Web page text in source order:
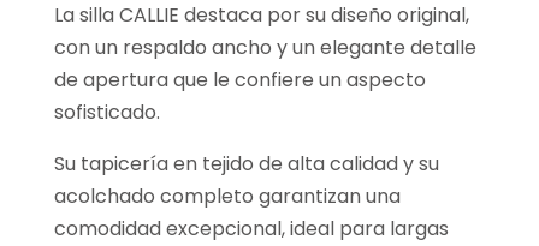
La silla CALLIE destaca por su diseño original,
con un respaldo ancho y un elegante detalle
de apertura que le confiere un aspecto
sofisticado.
Su tapicería en tejido de alta calidad y su
acolchado completo garantizan una
comodidad excepcional, ideal para largas